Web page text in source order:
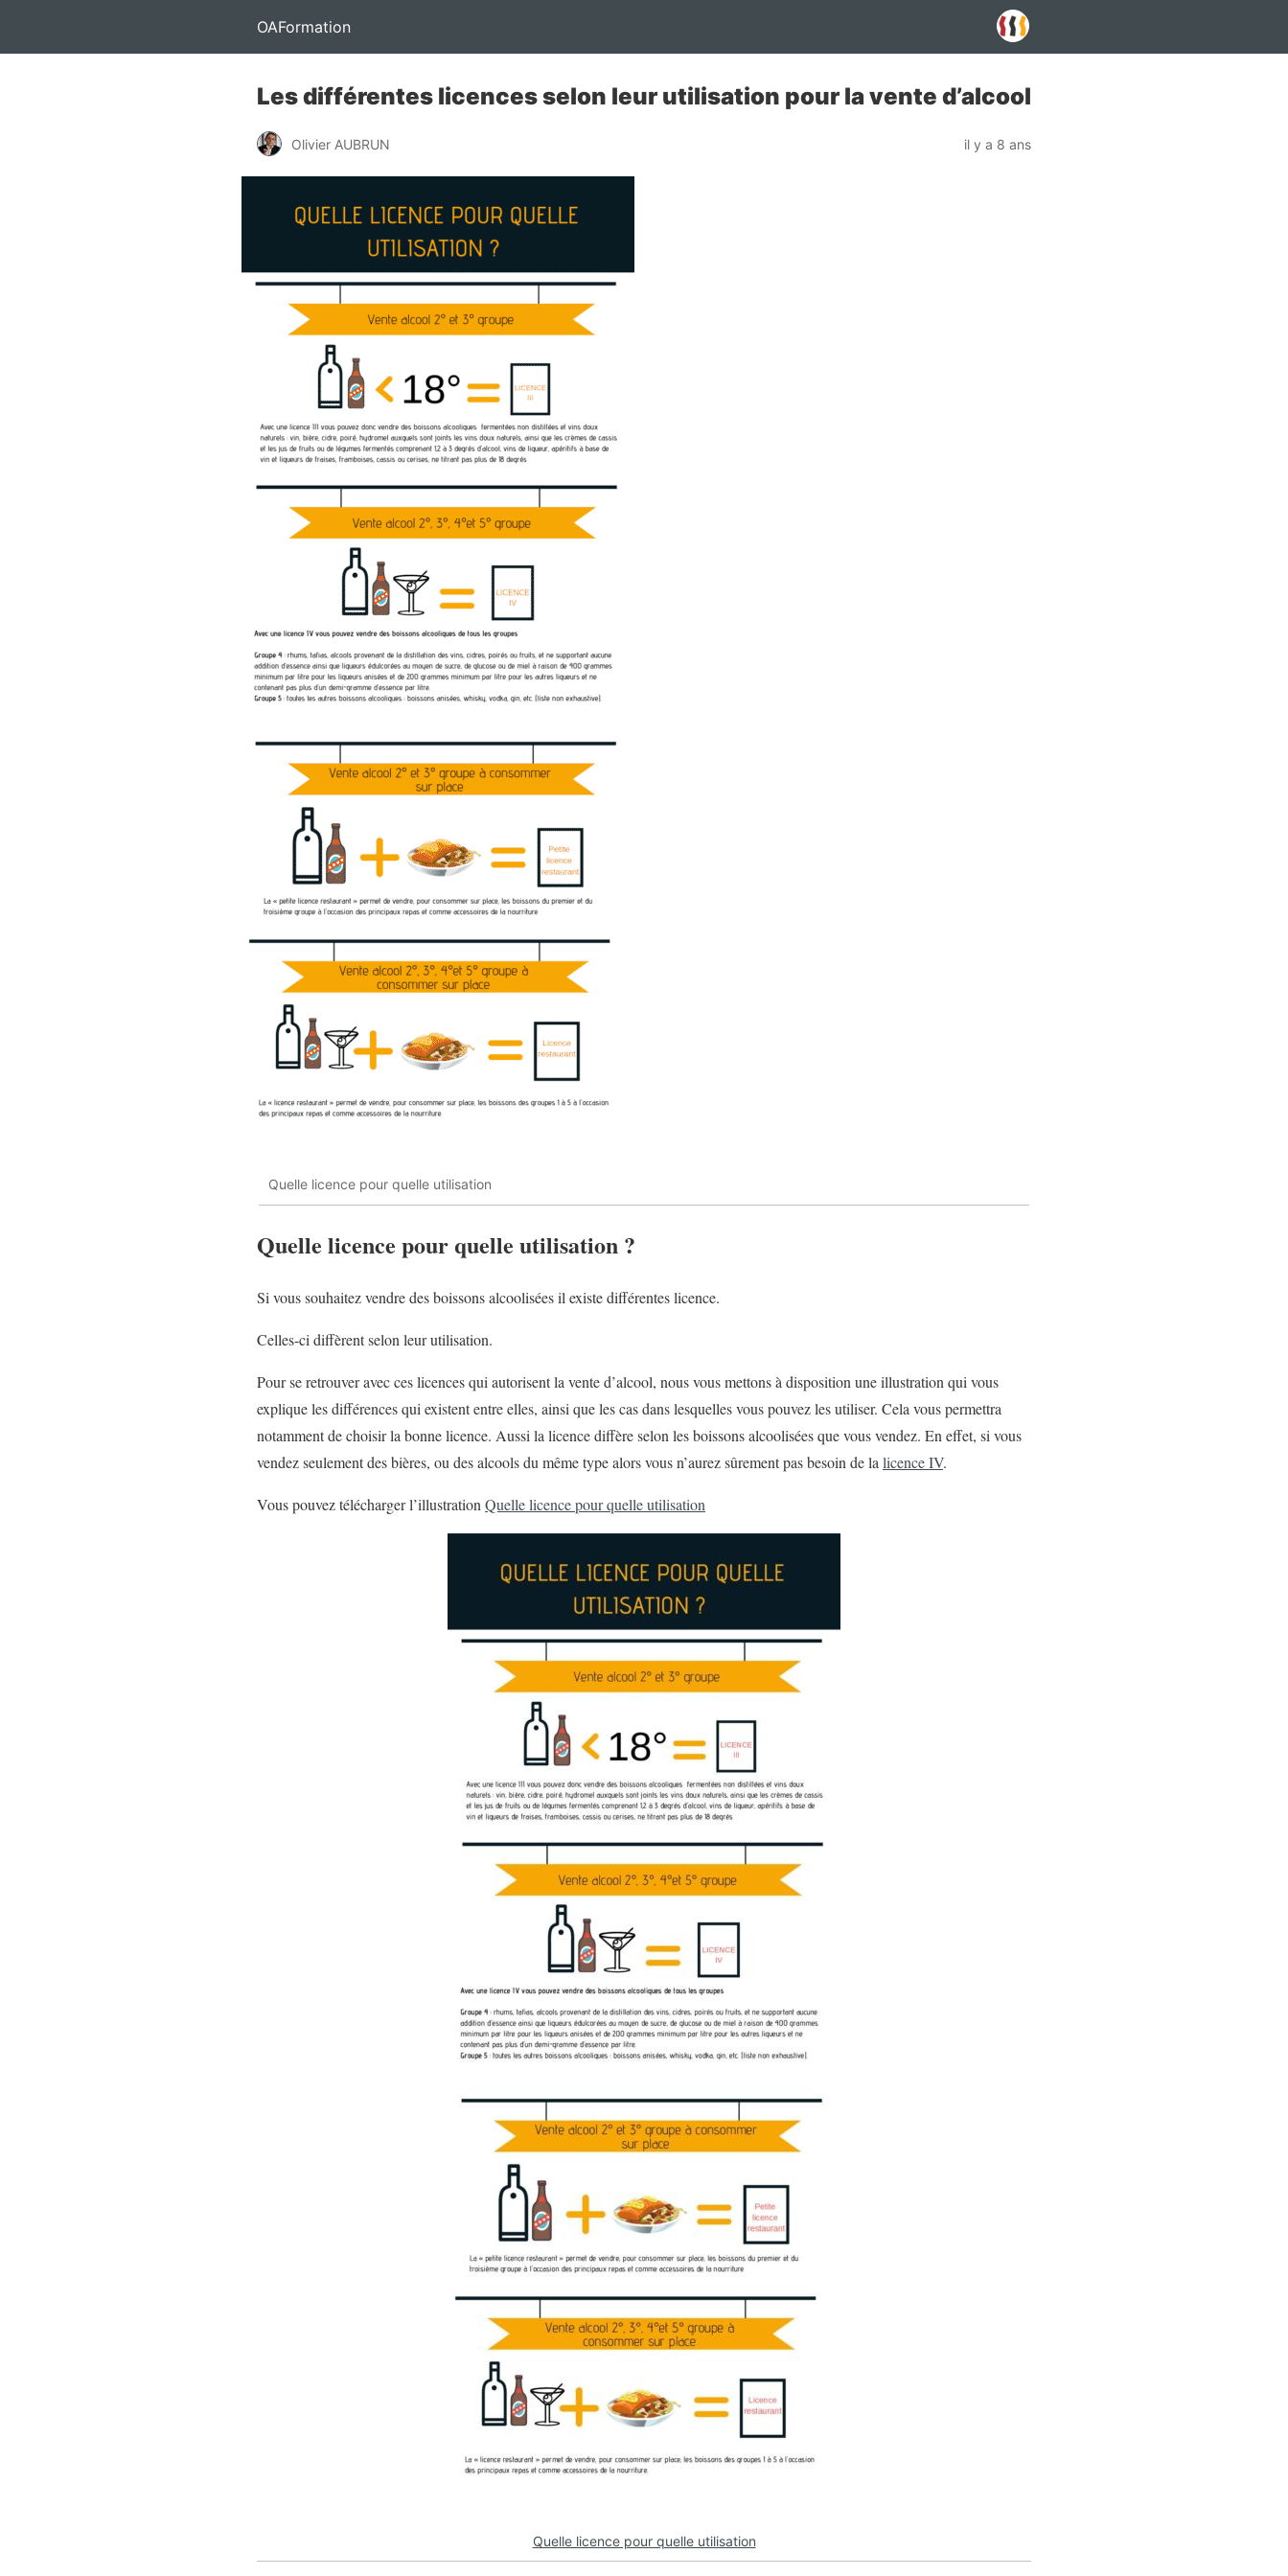
OAFormation
Les différentes licences selon leur utilisation pour la vente d’alcool
Olivier AUBRUN il y a 8 ans
Quelle licence pour quelle utilisation
Quelle licence pour quelle utilisation ?
Si vous souhaitez vendre des boissons alcoolisées il existe différentes licence.
Celles-ci diffèrent selon leur utilisation.
Pour se retrouver avec ces licences qui autorisent la vente d’alcool, nous vous mettons à disposition une illustration qui vous
explique les différences qui existent entre elles, ainsi que les cas dans lesquelles vous pouvez les utiliser. Cela vous permettra
notamment de choisir la bonne licence. Aussi la licence diffère selon les boissons alcoolisées que vous vendez. En effet, si vous
vendez seulement des bières, ou des alcools du même type alors vous n’aurez sûrement pas besoin de la licence IV.
Vous pouvez télécharger l’illustration Quelle licence pour quelle utilisation
Quelle licence pour quelle utilisation